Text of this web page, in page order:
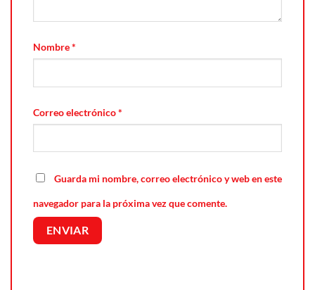
Nombre*
Correo electrónico*
Guarda mi nombre, correo electrónico y web en este
navegador para la próxima vez que comente.